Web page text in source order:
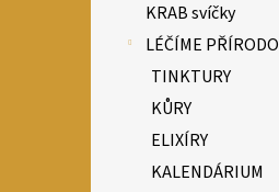
KRAB svíčky
LÉČÍME
TINKTURY
KŮRY
ELIXÍRY
KALENDÁRIUM